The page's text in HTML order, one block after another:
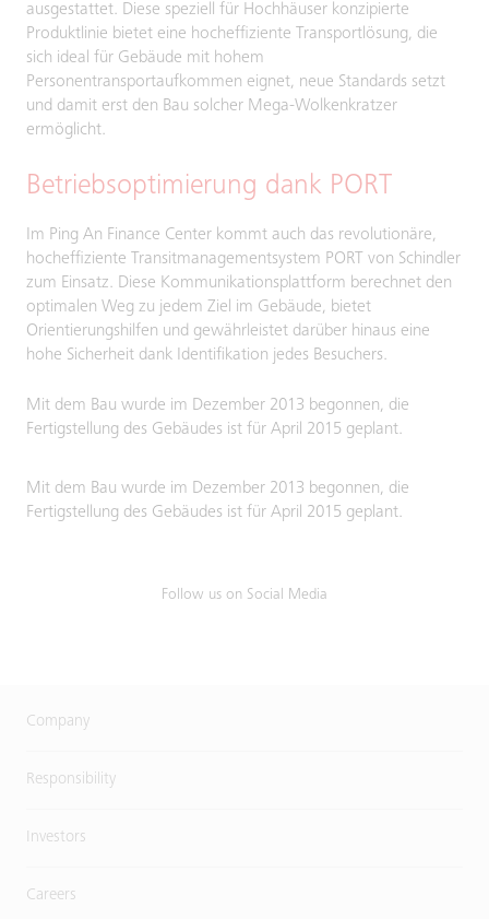
ausgestattet. Diese speziell für Hochhäuser konzipierte
Produktlinie bietet eine hocheffiziente Transportlösung, die
sich ideal für Gebäude mit hohem
Personentransportaufkommen eignet, neue Standards setzt
und damit erst den Bau solcher Mega-Wolkenkratzer
ermöglicht.
Betriebsoptimierung dank PORT
Im Ping An Finance Center kommt auch das revolutionäre,
hocheffiziente Transitmanagementsystem PORT von Schindler
zum Einsatz. Diese Kommunikationsplattform berechnet den
optimalen Weg zu jedem Ziel im Gebäude, bietet
Orientierungshilfen und gewährleistet darüber hinaus eine
hohe Sicherheit dank Identifikation jedes Besuchers.
Mit dem Bau wurde im Dezember 2013 begonnen, die
Fertigstellung des Gebäudes ist für April 2015 geplant.
Mit dem Bau wurde im Dezember 2013 begonnen, die
Fertigstellung des Gebäudes ist für April 2015 geplant.
Follow us on Social Media
Company
Responsibility
Investors
Careers